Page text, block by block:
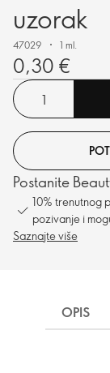
uzorak
47029 1 ml.
0,30 €
Postanite
10% trenutnog
pozivanje i
Saznajte više
OPIS